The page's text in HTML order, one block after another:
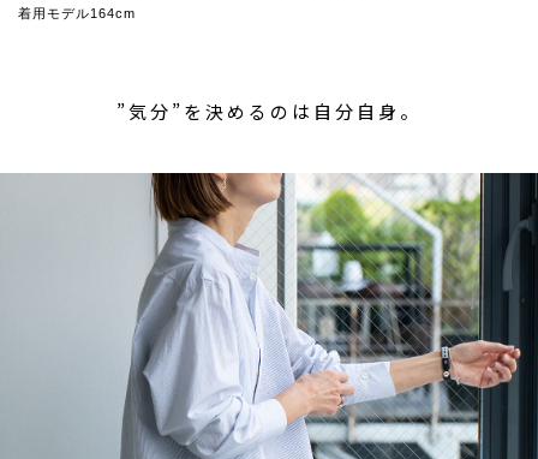
着用モデル164cm
”気分”を決めるのは自分自身。